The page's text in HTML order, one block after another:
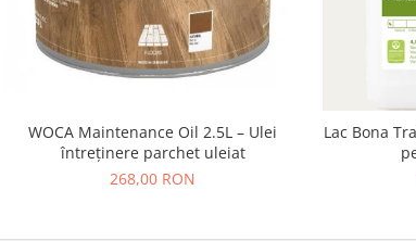
WOCA Maintenance Oil 2.5L – Ulei
întreținere parchet uleiat
268,00 RON
Lac Bona